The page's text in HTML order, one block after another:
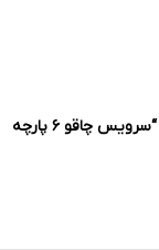
اولین نفری باشید که دیدگاهی را ارسال می کنید برای “سرویس چاقو ۶ پارچه